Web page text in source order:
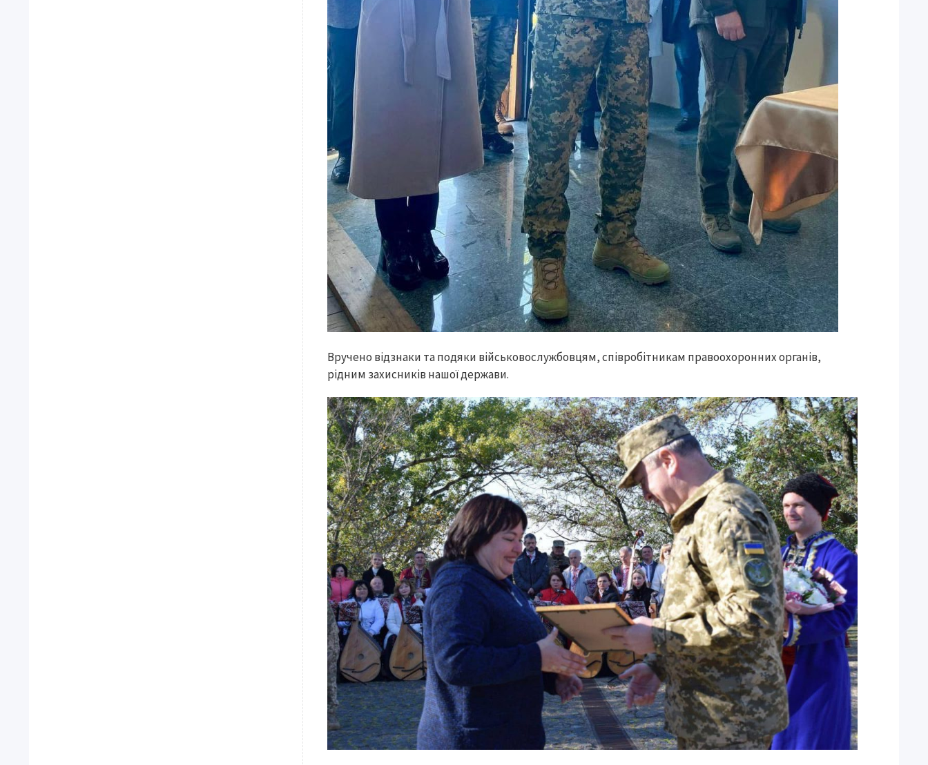
Вручено відзнаки та подяки військовослужбовцям, співробітникам правоохоронних органів,
рідним захисників нашої держави.